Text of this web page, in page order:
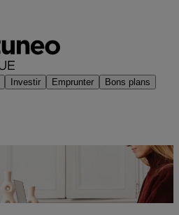
Investir Emprunter
Bons plans